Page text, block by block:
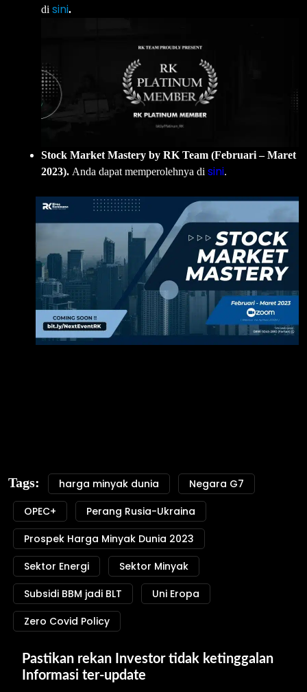
di sini.
Stock Market Mastery by RK Team (Februari – Maret
2023). Anda dapat memperolehnya di sini.
Tags: harga minyak dunia
Negara G7
OPEC+
Perang Rusia-Ukraina
Prospek Harga Minyak Dunia 2023
Sektor Energi
Sektor Minyak
Subsidi BBM jadi BLT
Uni Eropa
Zero Covid Policy
Pastikan rekan Investor tidak ketinggalan
Informasi ter-update